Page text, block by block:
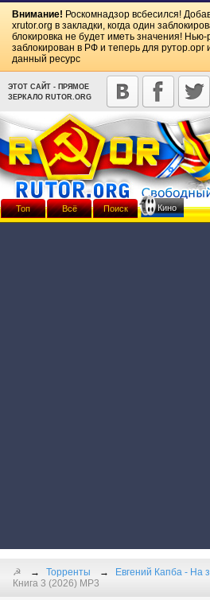
Внимание! Роскомнадзор всбесился!
xrutor.org в закладки, когда один
блокировка не будет иметь значения! Нью-
заблокирован в РФ и теперь для рутор.орг
данный ресурс
ЭТОТ САЙТ - ПРЯМОЕ
ЗЕРКАЛО RUTOR.ORG
☭ Торренты
Евгений Капба - На
Книга 3 (2026) MP3